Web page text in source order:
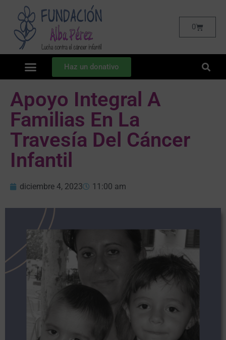
0
Haz un donativo
Apoyo Integral A
Familias En La
Travesía Del Cáncer
Infantil
diciembre 4, 2023 11:00 am